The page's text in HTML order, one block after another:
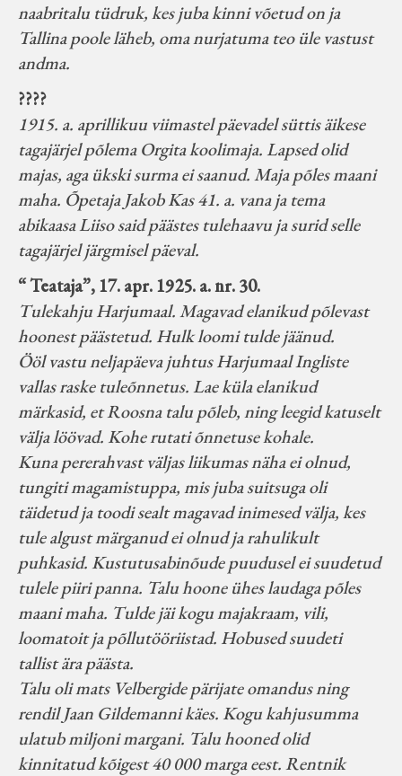
naabritalu tüdruk, kes juba kinni võetud on ja
Tallina poole läheb, oma nurjatuma teo üle vastust
andma.
????
1915. a. aprillikuu viimastel päevadel süttis äikese
tagajärjel põlema Orgita koolimaja. Lapsed olid
majas, aga ükski surma ei saanud. Maja põles maani
maha. Õpetaja Jakob Kas 41. a. vana ja tema
abikaasa Liiso said päästes tulehaavu ja surid selle
tagajärjel järgmisel päeval.
“ Teataja”, 17. apr. 1925. a. nr. 30.
Tulekahju Harjumaal. Magavad elanikud põlevast
hoonest päästetud. Hulk loomi tulde jäänud.
Ööl vastu neljapäeva juhtus Harjumaal Ingliste
vallas raske tuleõnnetus. Lae küla elanikud
märkasid, et Roosna talu põleb, ning leegid katuselt
välja löövad. Kohe rutati õnnetuse kohale.
Kuna pererahvast väljas liikumas näha ei olnud,
tungiti magamistuppa, mis juba suitsuga oli
täidetud ja toodi sealt magavad inimesed välja, kes
tule algust märganud ei olnud ja rahulikult
puhkasid. Kustutusabinõude puudusel ei suudetud
tulele piiri panna. Talu hoone ühes laudaga põles
maani maha. Tulde jäi kogu majakraam, vili,
loomatoit ja põllutööriistad. Hobused suudeti
tallist ära päästa.
Talu oli mats Velbergide pärijate omandus ning
rendil Jaan Gildemanni käes. Kogu kahjusumma
ulatub miljoni margani. Talu hooned olid
kinnitatud kõigest 40 000 marga eest. Rentnik